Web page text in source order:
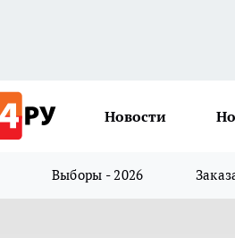
Новости
Выборы - 2026